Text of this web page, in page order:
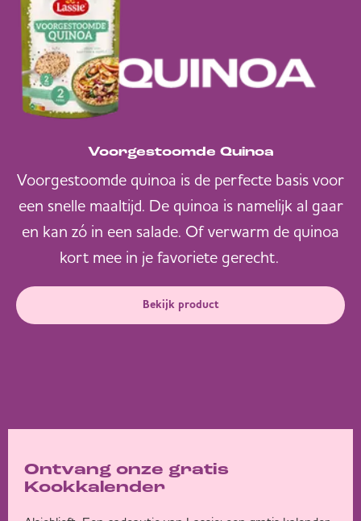
Voorgestoomde Quinoa
Voorgestoomde quinoa is de perfecte basis voor
een snelle maaltijd. De quinoa is namelijk al gaar
en kan zó in een salade. Of verwarm de quinoa
kort mee in je favoriete gerecht.
Bekijk product
Ontvang onze gratis
Kookkalender